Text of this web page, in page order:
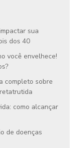
sua
dos 40
você envelhece!
completo sobre
como alcançar
de doenças